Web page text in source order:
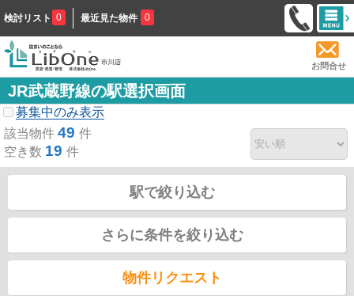
検討リスト 0 最近見た物件 0
お問合せ
JR武蔵野線の駅選択画面
募集中のみ表示
該当物件 49 件
空き数 19 件
駅で絞り込む
さらに条件を絞り込む
物件リクエスト